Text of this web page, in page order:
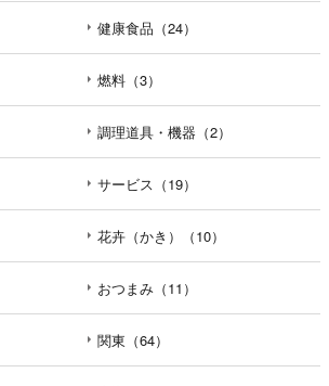
健康食品（24）
燃料（3）
調理道具・機器（2）
サービス（19）
花卉（かき）（10）
おつまみ（11）
関東（64）